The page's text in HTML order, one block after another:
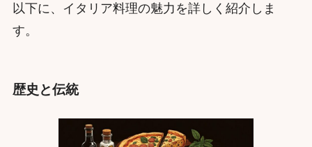
以下に、イタリア料理の魅力を詳しく紹介しま
す。
歴史と伝統